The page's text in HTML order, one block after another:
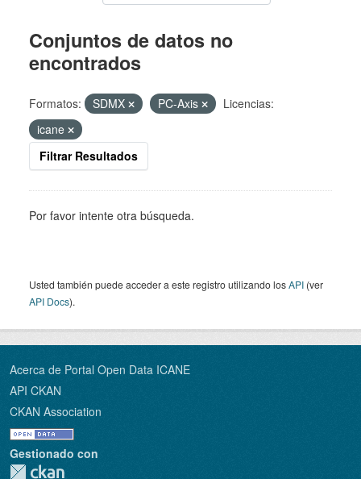
Conjuntos de datos no
encontrados
Formatos: SDMX PC-Axis
Licencias:
icane
Filtrar Resultados
Por favor intente otra búsqueda.
Usted también puede acceder a este registro utilizando losAPI (ver
API Docs).
Acerca de Portal Open Data ICANE
API CKAN
CKAN Association
Gestionado con